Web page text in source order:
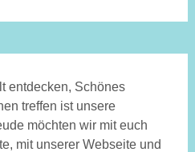
entdecken, Schönes
treffen ist unsere
möchten wir mit euch
mit unserer Webseite und